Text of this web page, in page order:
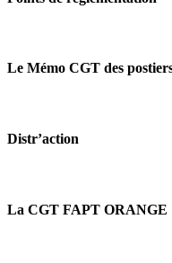
Le Mémo CGT des
Distr’action
La CGT FAPT ORANGE